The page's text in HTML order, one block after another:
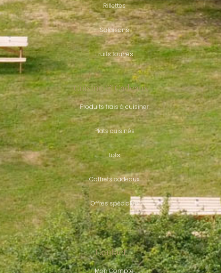
Rillettes
Salaisons
Fruits fourrés
Cuisine & Cadeaux
Produits frais à cuisiner
Plats cuisinés
Lots
Coffrets cadeaux
Offres spéciales
Contact
Mon Compte